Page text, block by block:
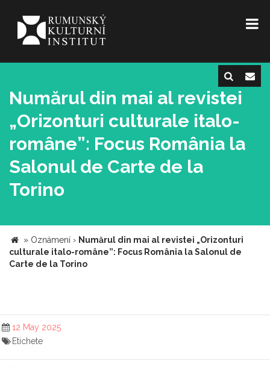
Numărul din mai al revistei
„Orizonturi culturale italo-
române”: Focus România la
Salonul de Carte de la
Torino
» Oznámení › Numărul din mai al revistei „Orizonturi
culturale italo-române”: Focus România la Salonul de
Carte de la Torino
12 May 2025
Etichete